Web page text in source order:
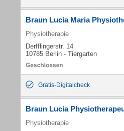
Braun Lucia Maria
Physiotherapie
Derfflingerstr. 14
10785 Berlin - Tiergarten
Gratis-Digitalcheck
Braun Lucia
Physiotherapie